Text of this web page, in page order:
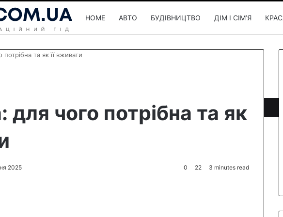
HOME АВТО БУДІВНИЦТВО ДІМ І СІМʼЯ
потрібна та як її вживати
для чого потрібна та як
2025 0 22 3 minutes read